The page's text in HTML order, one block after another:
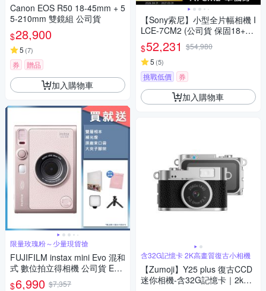
Canon EOS R50 18-45mm + 5
5-210mm 雙鏡組 公司貨
$28,900
5 (7)
券 贈品
加入購物車
限量玫瑰粉～少量現貨搶
FUJIFILM instax mini Evo 混和
式 數位拍立得相機 公司貨 EVO
玫瑰粉
$6,990 $7,357
【Sony索尼】小型全片幅相機 I
LCE-7CM2 (公司貨 保固18+6
個月) A7CM2
$52,231 $54,980
5 (5)
挑戰低價 券
加入購物車
含32G記憶卡 2K高畫質復古小相機
【Zumoji】Y25 plus 復古CCD
迷你相機-含32G記憶卡｜2k畫